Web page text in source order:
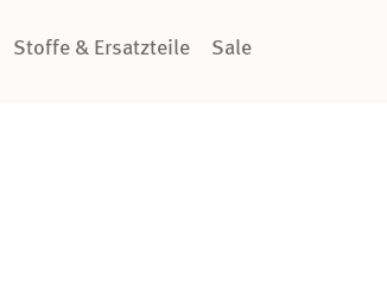
Stoffe & Ersatzteile Sale